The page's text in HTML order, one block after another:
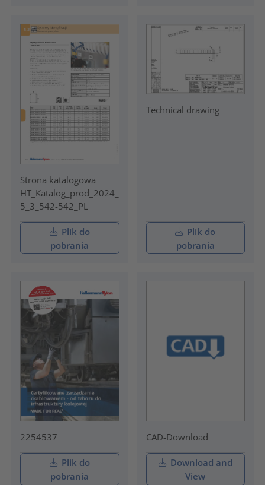
Strona katalogowa
HT_Katalog_prod_2024_
5_3_542-542_PL
Plik do
pobrania
Technical drawing
Plik do
pobrania
2254537
Plik do
pobrania
CAD-Download
Download and
View